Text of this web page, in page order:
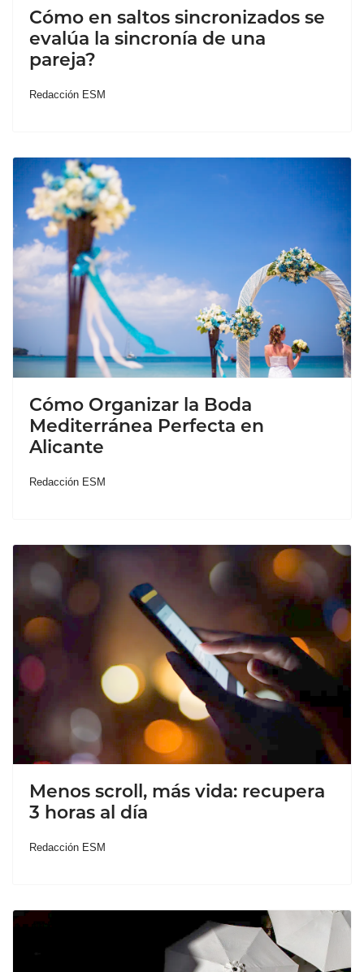
Cómo en saltos sincronizados se
evalúa la sincronía de una
pareja?
Redacción ESM
Cómo Organizar la Boda
Mediterránea Perfecta en
Alicante
Redacción ESM
Menos scroll, más vida: recupera
3 horas al día
Redacción ESM